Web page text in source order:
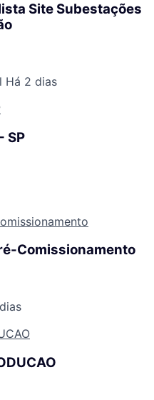
Site Subestações
Há 2 dias
SP
Comissionamento